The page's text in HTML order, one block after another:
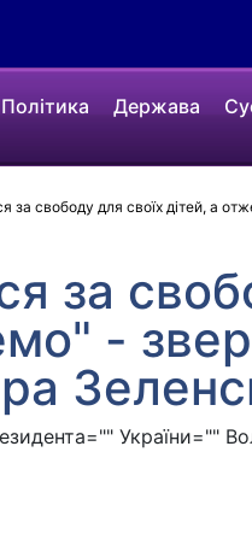
Політика Держава
за свободу для своїх дітей, а
за
-
України=""